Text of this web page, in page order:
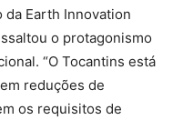
Earth Innovation
o protagonismo
“O Tocantins está
reduções de
os requisitos de